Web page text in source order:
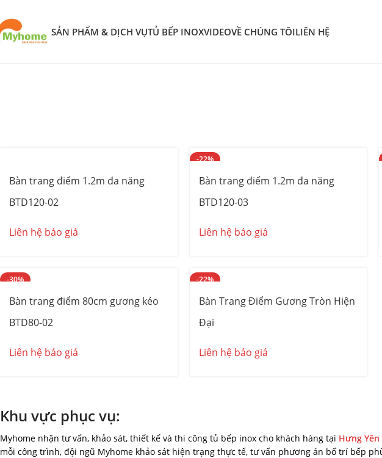
SẢN PHẨM & DỊCH VỤTỦ BẾP INOXVIDEOVỀ CHÚNG TÔILIÊN HỆ
Bàn trang điểm 1.2m đa năng
BTD120-02
Liên hệ báo giá
-22%
Bàn trang điểm 1.2m đa năng
BTD120-03
Liên hệ báo giá
-30%
Bàn trang điểm 80cm gương kéo
BTD80-02
Liên hệ báo giá
-22%
Bàn Trang Điểm Gương Tròn Hiện
Đại
Liên hệ báo giá
Khu vực phục vụ:
Myhome nhận tư vấn, khảo sát, thiết kế và thi công tủ bếp inox cho khách hàng tại Hưng Yên
mỗi công trình, đội ngũ Myhome khảo sát hiện trạng thực tế, tư vấn phương án bố trí bếp